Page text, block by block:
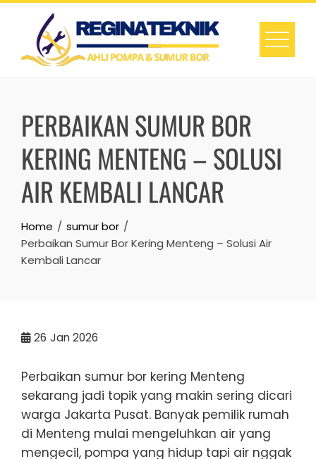
Skip
content
PERBAIKAN SUMUR BOR
KERING MENTENG – SOLUSI
AIR KEMBALI LANCAR
Home
sumur bor
Perbaikan Sumur Bor Kering Menteng – Solusi Air
Kembali Lancar
26 Jan 2026
Perbaikan sumur bor kering Menteng
sekarang jadi topik yang makin sering dicari
warga Jakarta Pusat. Banyak pemilik rumah
di Menteng mulai mengeluhkan air yang
mengecil, pompa yang hidup tapi air nggak